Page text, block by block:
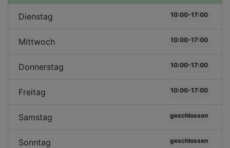
Dienstag 10:00-17:00
Mittwoch 10:00-17:00
Donnerstag 10:00-17:00
Freitag 10:00-17:00
Samstag geschlossen
Sonntag geschlossen